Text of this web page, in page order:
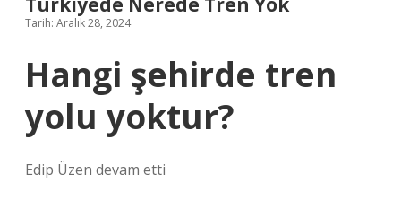
Tarih: Aralık 28, 2024
Hangi şehirde tren
yolu yoktur?
Edip Üzen devam etti